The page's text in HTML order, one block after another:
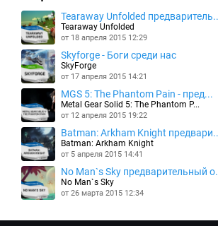
Tearaway Unfolded
Tearaway Unfolded
от 18 апреля 2015 12:29
Skyforge - Боги среди нас
SkyForge
от 17 апреля 2015 14:21
MGS 5: The Phantom Pain - пред...
Metal Gear Solid 5: The Phantom P...
от 12 апреля 2015 19:22
Batman: Arkham Knight
Batman: Arkham Knight
от 5 апреля 2015 14:41
No Man`s Sky предварительный
No Man`s Sky
от 26 марта 2015 12:34